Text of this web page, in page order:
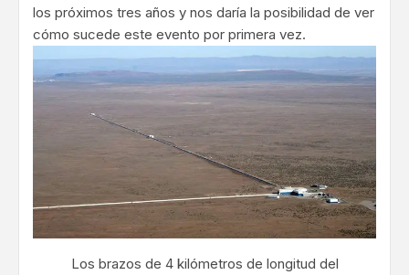
los próximos tres años y nos daría la posibilidad de ver
cómo sucede este evento por primera vez.
Los brazos de 4 kilómetros de longitud del